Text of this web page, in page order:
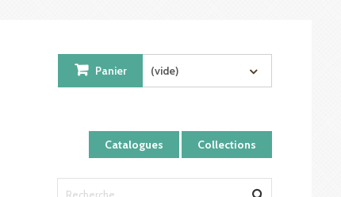
Catalogues Collections
Panier (vide)